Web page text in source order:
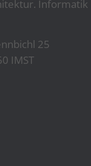
Informatik
25
IMST